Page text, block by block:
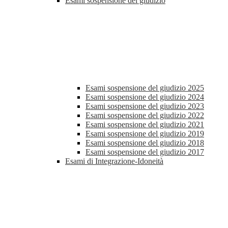
Esami sospensione del giudizio 2025
Esami sospensione del giudizio 2024
Esami sospensione del giudizio 2023
Esami sospensione del giudizio 2022
Esami sospensione del giudizio 2021
Esami sospensione del giudizio 2019
Esami sospensione del giudizio 2018
Esami sospensione del giudizio 2017
Esami di Integrazione-Idoneità